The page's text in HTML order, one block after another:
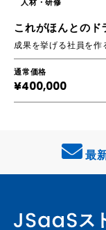
通常価格
¥400,000
最